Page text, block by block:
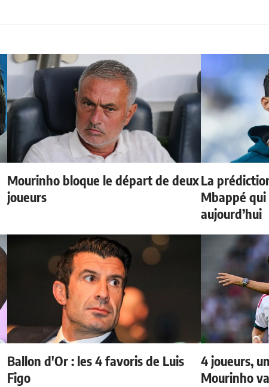
Mourinho bloque le départ de deux
joueurs
La
Mbappé
aujourd’hui
Ballon d'Or : les 4 favoris de Luis
Figo
4 joueurs,
Mourinho